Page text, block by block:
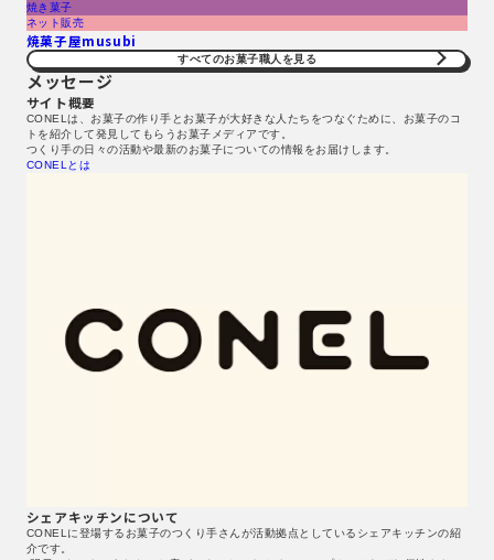
焼き菓子
ネット販売
焼菓子屋musubi
すべてのお菓子職人を見る​
メッセージ
サイト概要
CONELは、お菓子の作り手とお菓子が大好きな人たちをつなぐために、お菓子のコ
トを紹介して発見してもらうお菓子メディアです。
つくり手の日々の活動や最新のお菓子についての情報をお届けします。
CONELとは
シェアキッチンについて
CONELに登場するお菓子のつくり手さんが活動拠点としているシェアキッチンの紹
介です。